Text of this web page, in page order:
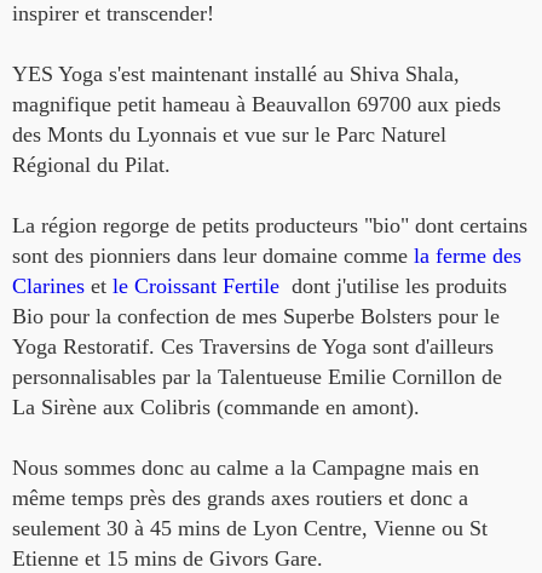
inspirer et transcender!
YES Yoga s'est maintenant installé au Shiva Shala,
magnifique petit hameau à Beauvallon 69700 aux pieds
des Monts du Lyonnais et vue sur le Parc Naturel
Régional du Pilat.
La région regorge de petits producteurs "bio" dont certains
sont des pionniers dans leur domaine comme la ferme des
Clarines et le Croissant Fertile dont j'utilise les produits
Bio pour la confection de mes Superbe Bolsters pour le
Yoga Restoratif. Ces Traversins de Yoga sont d'ailleurs
personnalisables par la Talentueuse Emilie Cornillon de
La Sirène aux Colibris (commande en amont).
Nous sommes donc au calme a la Campagne mais en
même temps près des grands axes routiers et donc a
seulement 30 à 45 mins de Lyon Centre, Vienne ou St
Etienne et 15 mins de Givors Gare.